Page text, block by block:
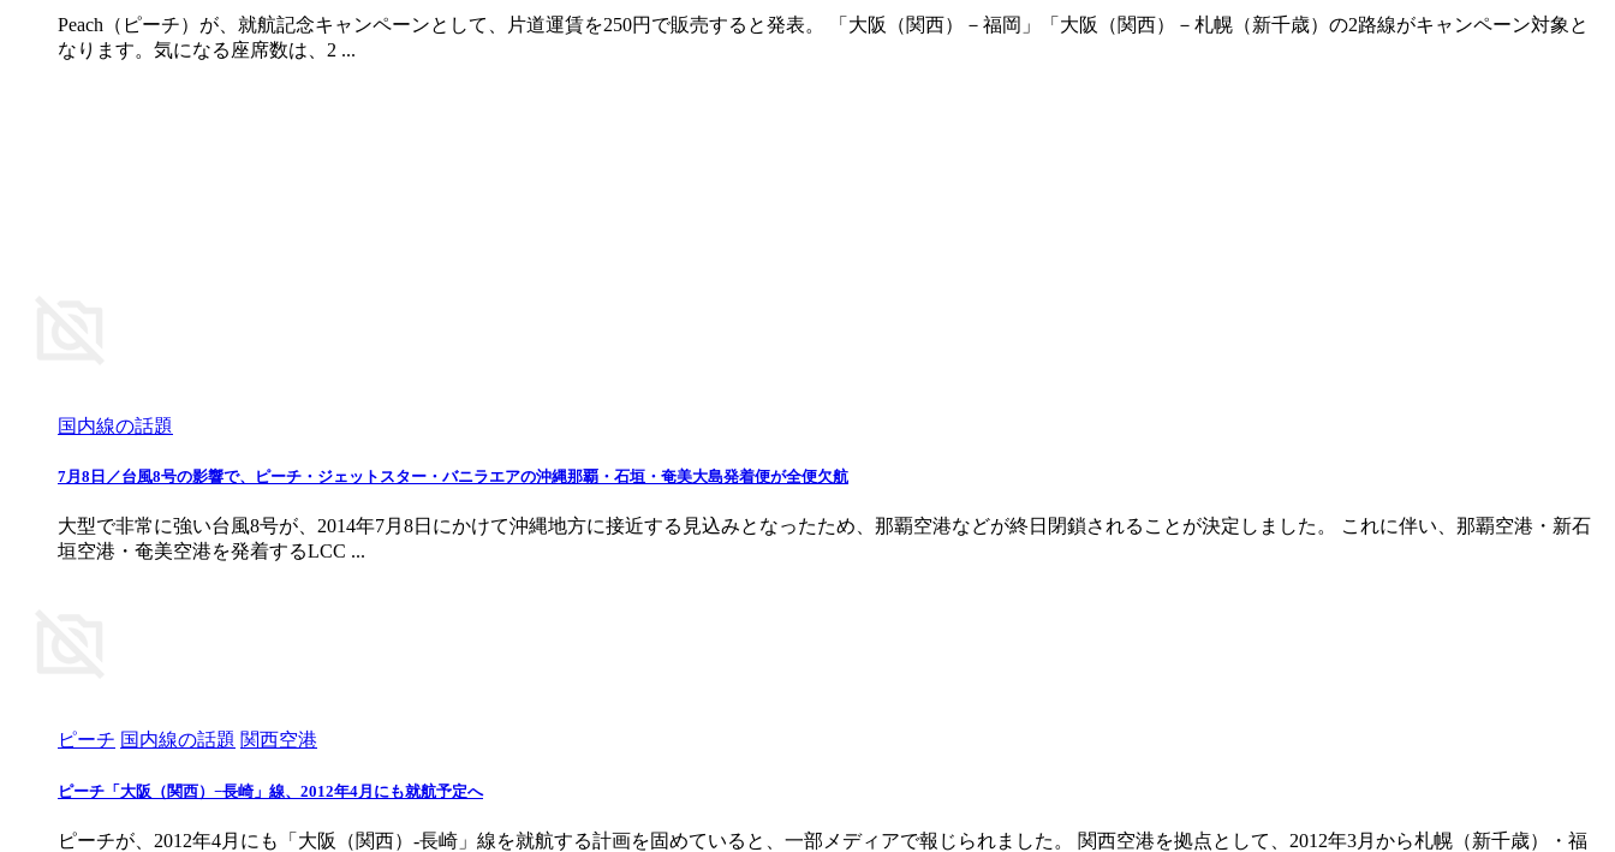
Peach（ピーチ）が、就航記念キャンペーンとして、片道運賃を250円で販売すると発表。 「大阪（関西）－福岡」「大阪（関西）－札幌（新千歳）の2路線がキャンペーン対象と
なります。気になる座席数は、2 ...
国内線の話題
7月8日／台風8号の影響で、ピーチ・ジェットスター・バニラエアの沖縄那覇・石垣・奄美大島発着便が全便欠航
大型で非常に強い台風8号が、2014年7月8日にかけて沖縄地方に接近する見込みとなったため、那覇空港などが終日閉鎖されることが決定しました。 これに伴い、那覇空港・新石
垣空港・奄美空港を発着するLCC ...
ピーチ 国内線の話題 関西空港
ピーチ「大阪（関西）−長崎」線、2012年4月にも就航予定へ
ピーチが、2012年4月にも「大阪（関西）‐長崎」線を就航する計画を固めていると、一部メディアで報じられました。 関西空港を拠点として、2012年3月から札幌（新千歳）・福